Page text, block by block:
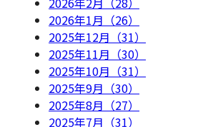
2026年1月（26）
2025年12月（31）
2025年11月（30）
2025年10月（31）
2025年9月（30）
2025年8月（27）
2025年7月（31）